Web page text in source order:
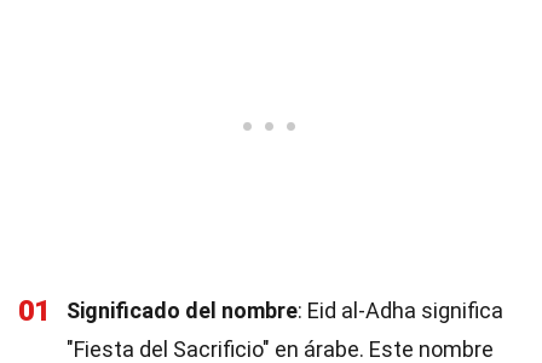
01 Significado del nombre: Eid al-Adha significa
"Fiesta del Sacrificio" en árabe. Este nombre